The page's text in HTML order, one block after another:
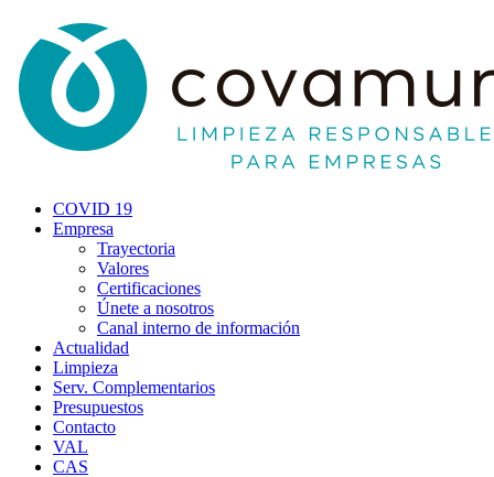
COVID 19
Empresa
Trayectoria
Valores
Certificaciones
Únete a nosotros
Canal interno de información
Actualidad
Limpieza
Serv. Complementarios
Presupuestos
Contacto
VAL
CAS